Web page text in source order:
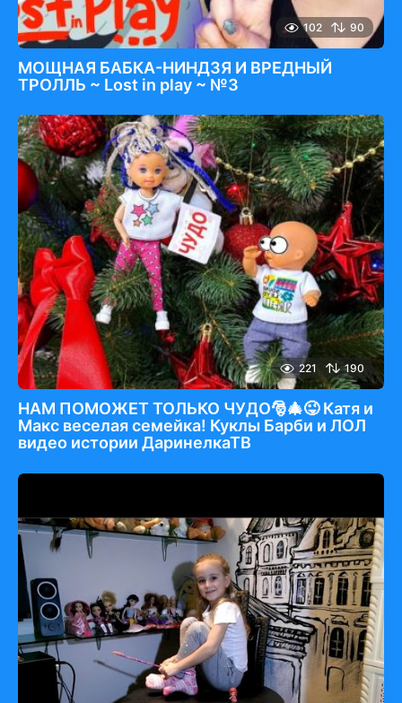
102 90
МОЩНАЯ БАБКА-НИНДЗЯ И ВРЕДНЫЙ
ТРОЛЛЬ ~ Lost in play ~ №3
221 190
НАМ ПОМОЖЕТ ТОЛЬКО ЧУДО🎅🎄😜 Катя и
Макс веселая семейка! Куклы Барби и ЛОЛ
видео истории ДаринелкаТВ